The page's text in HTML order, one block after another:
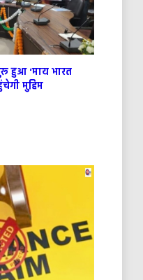
हुआ ‘माय भारत
मुहिम